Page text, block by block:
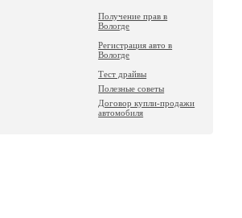
Получение прав в
Вологде
Регистрация авто в
Вологде
Тест драйвы
Полезные советы
Договор купли-продажи
автомобиля